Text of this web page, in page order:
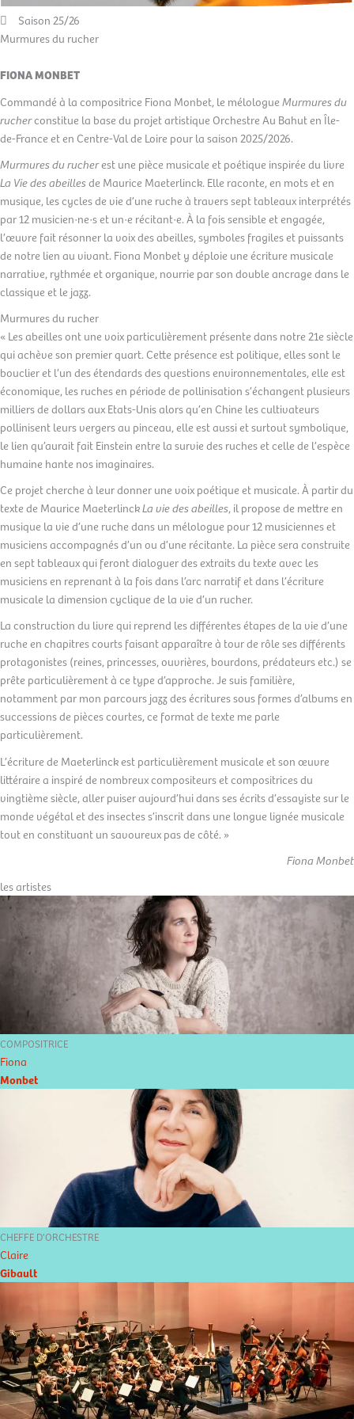
Saison 25/26
Murmures du rucher
FIONA MONBET
Commandé à la compositrice Fiona Monbet, le mélologueMurmures du
rucherconstitue la base du projet artistique Orchestre Au Bahut en Île-
de-France et en Centre-Val de Loire pour la saison 2025/2026.
Murmures du rucherest une pièce musicale et poétique inspirée du livre
La Vie des abeillesde Maurice Maeterlinck. Elle raconte, en mots et en
musique, les cycles de vie d’une ruche à travers sept tableaux interprétés
par 12 musicien·ne·s et un·e récitant·e. À la fois sensible et engagée,
l’œuvre fait résonner la voix des abeilles, symboles fragiles et puissants
de notre lien au vivant. Fiona Monbet y déploie une écriture musicale
narrative, rythmée et organique, nourrie par son double ancrage dans le
classique et le jazz.
Murmures du rucher
« Les abeilles ont une voix particulièrement présente dans notre 21e siècle
qui achève son premier quart. Cette présence est politique, elles sont le
bouclier et l’un des étendards des questions environnementales, elle est
économique, les ruches en période de pollinisation s’échangent plusieurs
milliers de dollars aux Etats-Unis alors qu’en Chine les cultivateurs
pollinisent leurs vergers au pinceau, elle est aussi et surtout symbolique,
le lien qu’aurait fait Einstein entre la survie des ruches et celle de l’espèce
humaine hante nos imaginaires.
Ce projet cherche à leur donner une voix poétique et musicale. À partir du
texte de Maurice MaeterlinckLa vie des abeilles, il propose de mettre en
musique la vie d’une ruche dans un mélologue pour 12 musiciennes et
musiciens accompagnés d’un ou d’une récitante. La pièce sera construite
en sept tableaux qui feront dialoguer des extraits du texte avec les
musiciens en reprenant à la fois dans l’arc narratif et dans l’écriture
musicale la dimension cyclique de la vie d’un rucher.
La construction du livre qui reprend les différentes étapes de la vie d’une
ruche en chapitres courts faisant apparaître à tour de rôle ses différents
protagonistes (reines, princesses, ouvrières, bourdons, prédateurs etc.) se
prête particulièrement à ce type d’approche. Je suis familière,
notamment par mon parcours jazz des écritures sous formes d’albums en
successions de pièces courtes, ce format de texte me parle
particulièrement.
L’écriture de Maeterlinck est particulièrement musicale et son œuvre
littéraire a inspiré de nombreux compositeurs et compositrices du
vingtième siècle, aller puiser aujourd’hui dans ses écrits d’essayiste sur le
monde végétal et des insectes s’inscrit dans une longue lignée musicale
tout en constituant un savoureux pas de côté. »
Fiona Monbet
les artistes
COMPOSITRICE
Fiona
Monbet
CHEFFE D'ORCHESTRE
Claire
Gibault